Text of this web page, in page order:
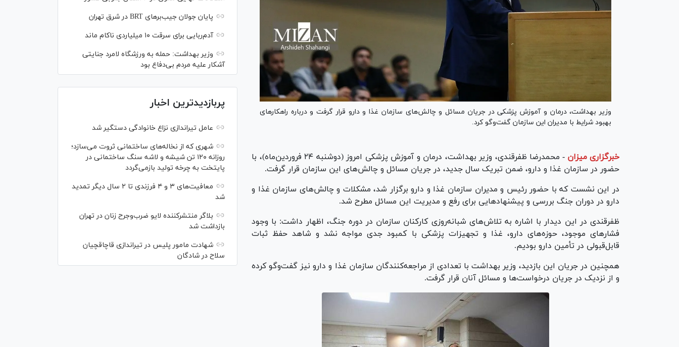
وزیر بهداشت، درمان و آموزش پزشکی در جریان مسائل و چالش‌های سازمان غذا و دارو قرار گرفت و درباره راهکار‌های
بهبود شرایط با مدیران این سازمان گفت‌و‌گو کرد.
خبرگزاری میزان -
محمدرضا ظفرقندی، وزیر بهداشت، درمان و آموزش پزشکی امروز (دوشنبه ۲۴ فروردین‌ماه)، با
حضور در سازمان غذا و دارو، ضمن تبریک سال جدید، در جریان مسائل و چالش‌های این سازمان قرار گرفت.
در این نشست که با حضور رئیس و مدیران سازمان غذا و دارو برگزار شد، مشکلات و چالش‌های سازمان غذا و
دارو در دوران جنگ بررسی و پیشنهاد‌هایی برای رفع و مدیریت این مسائل مطرح شد.
ظفرقندی در این دیدار با اشاره به تلاش‌های شبانه‌روزی کارکنان سازمان در دوره جنگ، اظهار داشت: با وجود
فشار‌های موجود، حوزه‌های دارو، غذا و تجهیزات پزشکی با کمبود جدی مواجه نشد و شاهد حفظ ثبات
قابل‌قبولی در تأمین دارو بودیم.
همچنین در جریان این بازدید، وزیر بهداشت با تعدادی از مراجعه‌کنندگان سازمان غذا و دارو نیز گفت‌و‌گو کرده
و از نزدیک در جریان درخواست‌ها و مسائل آنان قرار گرفت.
پایان جولان جیب‌بر‌های BRT در شرق تهران
آدم‌ربایی برای سرقت ۱۰ میلیاردی ناکام ماند
وزیر بهداشت: حمله به ورزشگاه لامرد جنایتی
آشکار علیه مردم بی‌دفاع بود
پربازدیدترین اخبار
عامل تیراندازی نزاع خانوادگی دستگیر شد
شهری که از نخاله‌های ساختمانی ثروت می‌سازد؛
روزانه ۱۲۰ تن شیشه و لاشه سنگ ساختمانی در
پایتخت به چرخه تولید بازمی‌گردد
معافیت‌های ۳ و ۴ فرزندی تا ۲ سال دیگر تمدید
شد
بلاگر منتشرکننده لایو ضرب‌وجرح زنان در تهران
بازداشت شد
شهادت مامور پلیس در تیراندازی قاچاقچیان
سلاح در شادگان